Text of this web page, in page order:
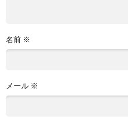
名前 ※
メール ※